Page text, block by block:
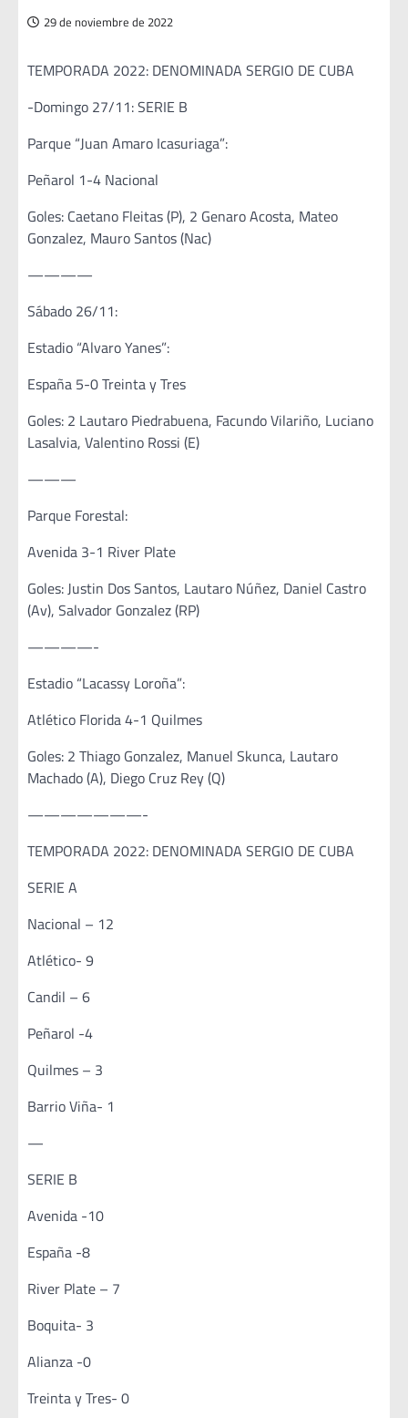
29 de noviembre de 2022
TEMPORADA 2022: DENOMINADA SERGIO DE CUBA
-Domingo 27/11: SERIE B
Parque “Juan Amaro Icasuriaga”:
Peñarol 1-4 Nacional
Goles: Caetano Fleitas (P), 2 Genaro Acosta, Mateo
Gonzalez, Mauro Santos (Nac)
————
Sábado 26/11:
Estadio “Alvaro Yanes”:
España 5-0 Treinta y Tres
Goles: 2 Lautaro Piedrabuena, Facundo Vilariño, Luciano
Lasalvia, Valentino Rossi (E)
———
Parque Forestal:
Avenida 3-1 River Plate
Goles: Justin Dos Santos, Lautaro Núñez, Daniel Castro
(Av), Salvador Gonzalez (RP)
————-
Estadio “Lacassy Loroña”:
Atlético Florida 4-1 Quilmes
Goles: 2 Thiago Gonzalez, Manuel Skunca, Lautaro
Machado (A), Diego Cruz Rey (Q)
———————-
TEMPORADA 2022: DENOMINADA SERGIO DE CUBA
SERIE A
Nacional – 12
Atlético- 9
Candil – 6
Peñarol -4
Quilmes – 3
Barrio Viña- 1
—
SERIE B
Avenida -10
España -8
River Plate – 7
Boquita- 3
Alianza -0
Treinta y Tres- 0